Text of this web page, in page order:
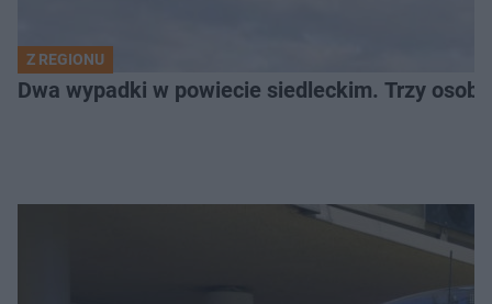
Z REGIONU
Dwa wypadki w powiecie siedleckim. Trzy